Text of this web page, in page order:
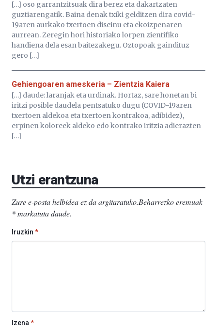
[…] oso garrantzitsuak dira berez eta dakartzaten
guztiarengatik. Baina denak txiki gelditzen dira covid-
19aren aurkako txertoen diseinu eta ekoizpenaren
aurrean. Zeregin hori historiako lorpen zientifiko
handiena dela esan baitezakegu. Oztopoak gaindituz
gero […]
Gehiengoaren ameskeria – Zientzia Kaiera
[…] daude: laranjak eta urdinak. Hortaz, sare honetan bi
iritzi posible daudela pentsatuko dugu (COVID-19aren
txertoen aldekoa eta txertoen kontrakoa, adibidez),
erpinen koloreek aldeko edo kontrako iritzia adierazten
[…]
Utzi erantzuna
Zure e-posta helbidea ez da argitaratuko.Beharrezko eremuak
*markatuta daude.
Iruzkin *
Izena*